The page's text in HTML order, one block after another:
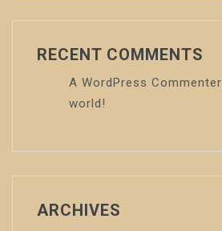
RECENT COMMENTS
A WordPress Commenter
world!
ARCHIVES